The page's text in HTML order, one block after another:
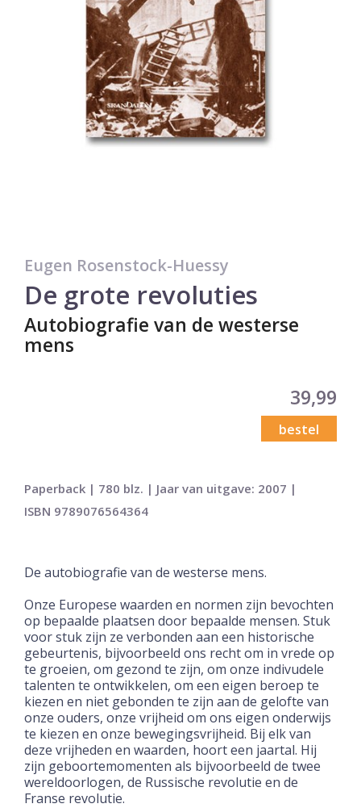
Eugen Rosenstock-Huessy
De grote revoluties
Autobiografie van de westerse
mens
39,99
bestel
Paperback | 780 blz. | Jaar van uitgave: 2007 |
ISBN 9789076564364
De autobiografie van de westerse mens.
Onze Europese waarden en normen zijn bevochten
op bepaalde plaatsen door bepaalde mensen. Stuk
voor stuk zijn ze verbonden aan een historische
gebeurtenis, bijvoorbeeld ons recht om in vrede op
te groeien, om gezond te zijn, om onze indivudele
talenten te ontwikkelen, om een eigen beroep te
kiezen en niet gebonden te zijn aan de gelofte van
onze ouders, onze vrijheid om ons eigen onderwijs
te kiezen en onze bewegingsvrijheid. Bij elk van
deze vrijheden en waarden, hoort een jaartal. Hij
zijn geboortemomenten als bijvoorbeeld de twee
wereldoorlogen, de Russische revolutie en de
Franse revolutie.